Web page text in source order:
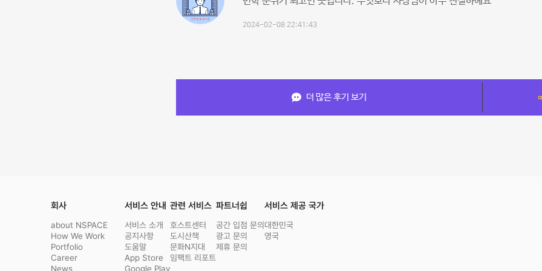
2024-02-08 22:41:43
더 많은 후기 보기
회사
about NSPACE
How We Work
Portfolio
Career
News
서비스 안내
서비스 소개
공지사항
도움말
App Store
Google Play
관련 서비스
호스트센터
도시산책
문화N지대
임팩트 리포트
파트너쉽
공간 입점 문의
광고 문의
제휴 문의
서비스 제공 국가
대한민국
영국